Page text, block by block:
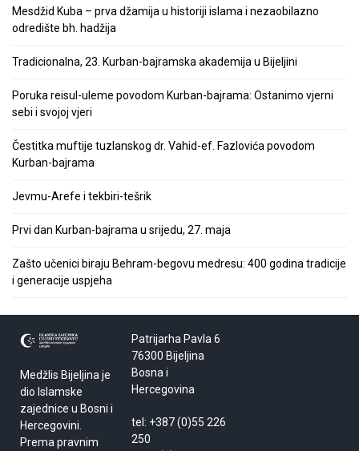
Mesdžid Kuba – prva džamija u historiji islama i nezaobilazno
odredište bh. hadžija
Tradicionalna, 23. Kurban-bajramska akademija u Bijeljini
Poruka reisul-uleme povodom Kurban-bajrama: Ostanimo vjerni
sebi i svojoj vjeri
Čestitka muftije tuzlanskog dr. Vahid-ef. Fazlovića povodom
Kurban-bajrama
Jevmu-Arefe i tekbiri-tešrik
Prvi dan Kurban-bajrama u srijedu, 27. maja
Zašto učenici biraju Behram-begovu medresu: 400 godina tradicije
i generacije uspjeha
Medžlis Bijeljina je
dio Islamske
zajednice u Bosni i
Hercegovini.
Prema pravnim
Patrijarha Pavla 6
76300 Bijeljina
Bosna i
Hercegovina
tel: +387 (0)55 226
250